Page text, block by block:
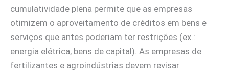
cumulatividade plena permite que as empresas
otimizem o aproveitamento de créditos em bens e
serviços que antes poderiam ter restrições (ex.:
energia elétrica, bens de capital). As empresas de
fertilizantes e agroindústrias devem revisar